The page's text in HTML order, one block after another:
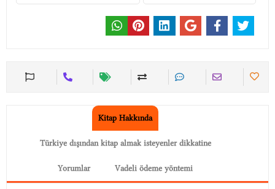
Kitap Hakkında
Türkiye dışından kitap almak isteyenler dikkatine
Vadeli ödeme yöntemi
Yorumlar